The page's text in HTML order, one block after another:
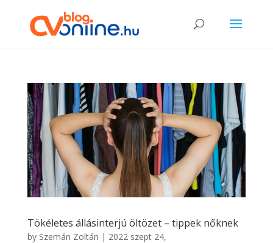
Tökéletes állásinterjú öltözet – tippek nőknek
by Szemán Zoltán | 2022 szept 24,